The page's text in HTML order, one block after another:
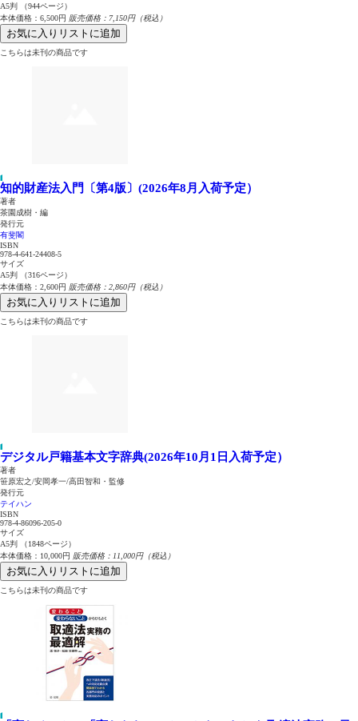
A5判 （944ページ）
本体価格：6,500円 販売価格：7,150円（税込）
お気に入りリストに追加
こちらは未刊の商品です
知的財産法入門〔第4版〕(2026年8月入荷予定）
著者
茶園成樹・編
発行元
有斐閣
ISBN
978-4-641-24408-5
サイズ
A5判 （316ページ）
本体価格：2,600円 販売価格：2,860円（税込）
お気に入りリストに追加
こちらは未刊の商品です
デジタル戸籍基本文字辞典(2026年10月1日入荷予定）
著者
笹原宏之/安岡孝一/高田智和・監修
発行元
テイハン
ISBN
978-4-86096-205-0
サイズ
A5判 （1848ページ）
本体価格：10,000円 販売価格：11,000円（税込）
お気に入りリストに追加
こちらは未刊の商品です